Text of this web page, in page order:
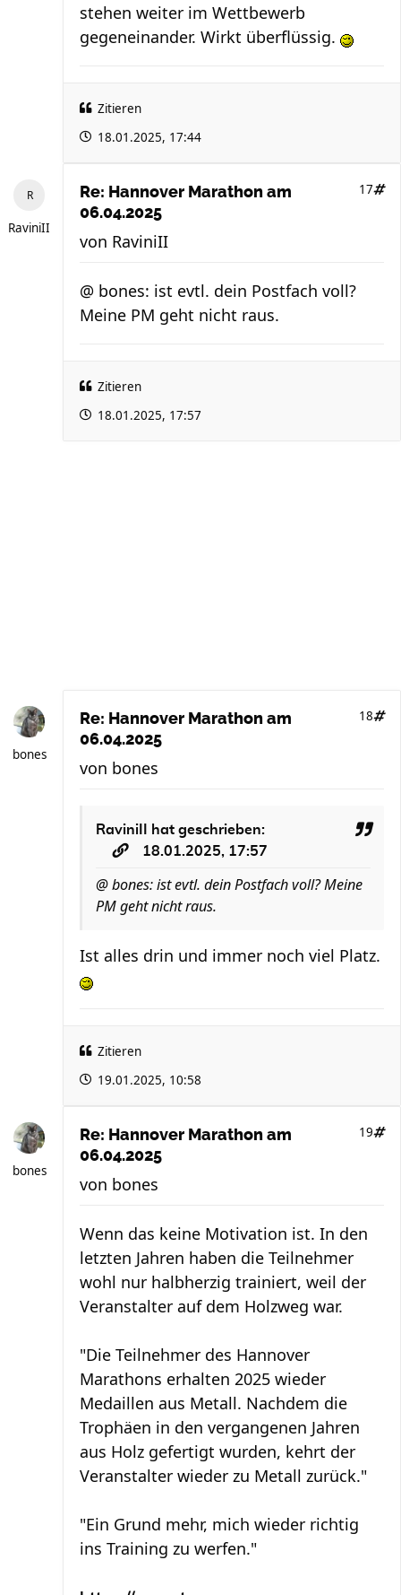
stehen weiter im Wettbewerb
gegeneinander. Wirkt überflüssig.
Zitieren
18.01.2025, 17:44
RaviniII
Re: Hannover Marathon am
06.04.2025
17
von RaviniII
@ bones: ist evtl. dein Postfach voll?
Meine PM geht nicht raus.
Zitieren
18.01.2025, 17:57
bones
Re: Hannover Marathon am
06.04.2025
18
von bones
RaviniII
hat geschrieben:
18.01.2025, 17:57
@ bones: ist evtl. dein Postfach voll? Meine
PM geht nicht raus.
Ist alles drin und immer noch viel Platz.
Zitieren
19.01.2025, 10:58
bones
Re: Hannover Marathon am
06.04.2025
19
von bones
Wenn das keine Motivation ist. In den
letzten Jahren haben die Teilnehmer
wohl nur halbherzig trainiert, weil der
Veranstalter auf dem Holzweg war.
"Die Teilnehmer des Hannover
Marathons erhalten 2025 wieder
Medaillen aus Metall. Nachdem die
Trophäen in den vergangenen Jahren
aus Holz gefertigt wurden, kehrt der
Veranstalter wieder zu Metall zurück."
"Ein Grund mehr, mich wieder richtig
ins Training zu werfen."